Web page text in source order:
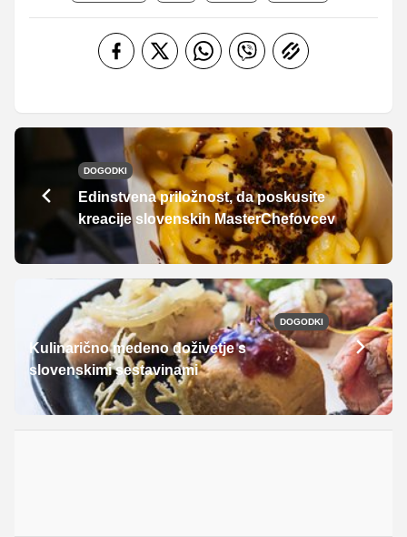
DOGODKI
Edinstvena priložnost, da poskusite
kreacije slovenskih MasterChefovcev
DOGODKI
Kulinarično medeno doživetje s
slovenskimi sestavinami